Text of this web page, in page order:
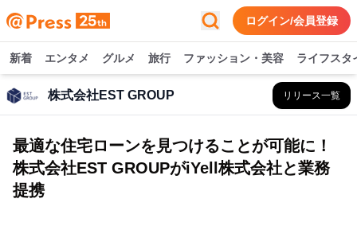
ログイン/会員登録
新着 エンタメ グルメ 旅行 ファッション・美容 ライフスタ
株式会社EST GROUP リリース一覧
最適な住宅ローンを見つけることが可能に！
株式会社EST GROUPがiYell株式会社と業務
提携